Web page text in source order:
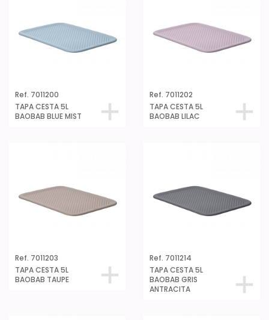
Ref. 7011200
TAPA CESTA 5L
BAOBAB BLUE MIST
Ref. 7011202
TAPA CESTA 5L
BAOBAB LILAC
Ref. 7011203
TAPA CESTA 5L
BAOBAB TAUPE
Ref. 7011214
TAPA CESTA 5L
BAOBAB GRIS
ANTRACITA